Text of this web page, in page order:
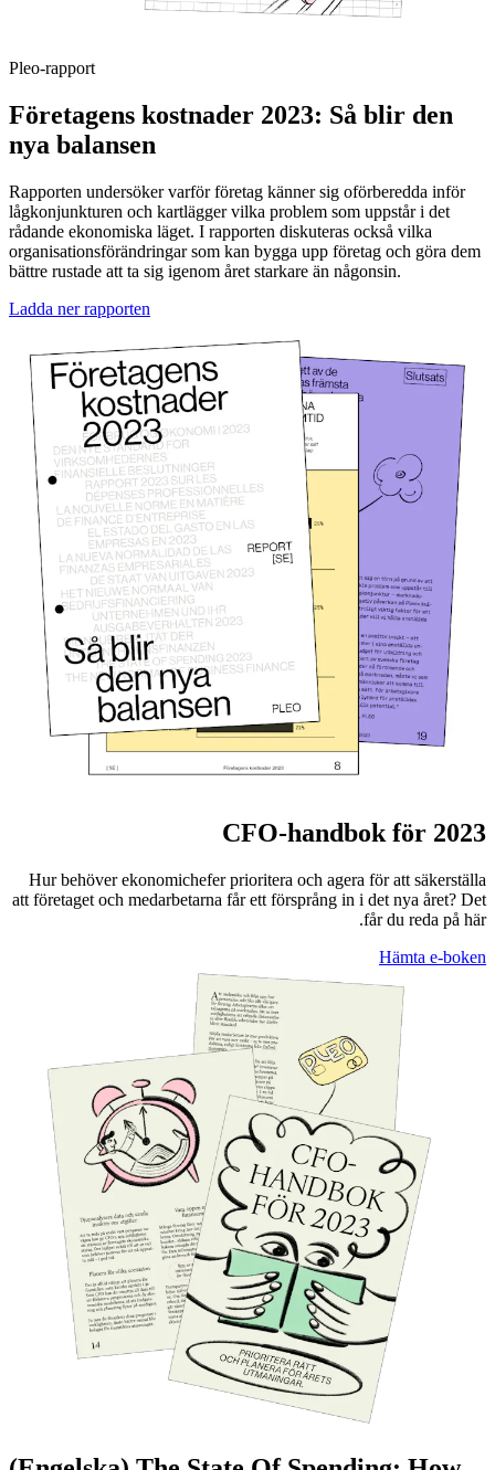
Pleo-rapport
Företagens kostnader 2023: Så blir den
nya balansen
Rapporten undersöker varför företag känner sig oförberedda inför
lågkonjunkturen och kartlägger vilka problem som uppstår i det
rådande ekonomiska läget. I rapporten diskuteras också vilka
organisationsförändringar som kan bygga upp företag och göra dem
bättre rustade att ta sig igenom året starkare än någonsin.
Ladda ner rapporten
CFO-handbok för 2023
Hur behöver ekonomichefer prioritera och agera för att säkerställa
att företaget och medarbetarna får ett försprång in i det nya året? Det
får du reda på här.
Hämta e-boken